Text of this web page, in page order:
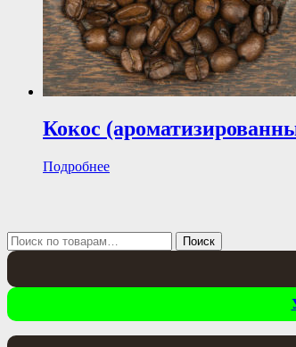
Кокос
Подробнее
Искать: Поиск